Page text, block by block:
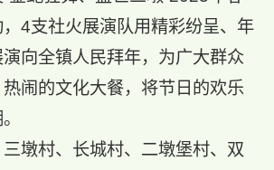
4支社火展演队用精彩纷呈、年
向全镇人民拜年，为广大群众
闹的文化大餐，将节日的欢乐
墩村、长城村、二墩堡村、双